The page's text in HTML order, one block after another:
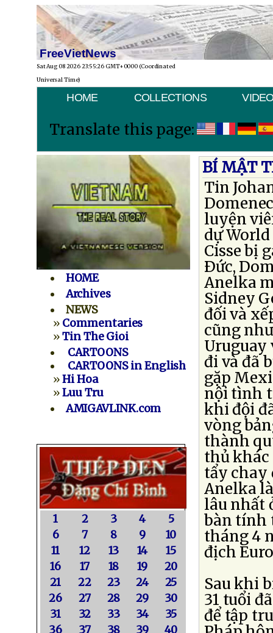
FreeVietNews
Sat Aug 08 2026 23:55:26 GMT+0000 (Coordinated
Universal Time)
HOME COLLECTIONS
Translate this page:
HOME
Archives
NEWS
» Commentaries
»Tin The Gioi
CARTOONS
CARTOONS in English
»Hi Hoa
»Luu Tru
AMIGAVLINK.com
1 2 3 4
5
6
7 8 9
10
11
12 13 14
15
16
17 18 19
20
21
22 23 24
25
26
27 28 29
30
31
32 33 34
35
36
37 38 39
40
BÍ MẬT
Tin
luyện
dự
Cisse bị
Ðức,
Anelka
Sidney
đối và
cũng
Uruguay
đi và đã
gặp
nội tình
khi đội
vòng
thành
thủ khác
tẩy chay
Anelka
lâu nhất
bàn tính
tháng 4
địch
Sau khi
31 tuổi
để tập